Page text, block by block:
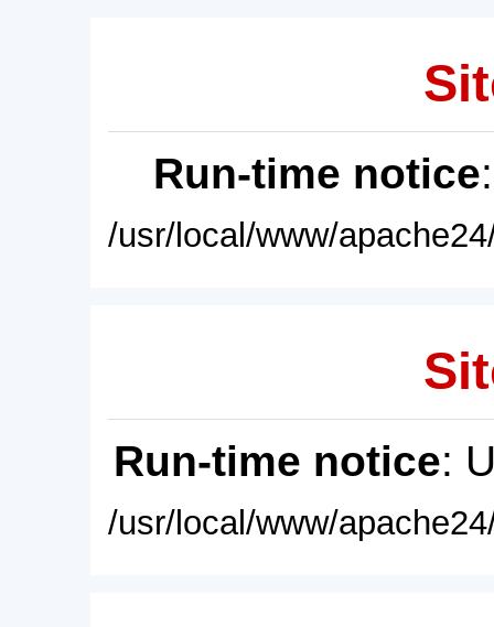
Run-time notice
/usr/local/www/
Run-time notice:
/usr/local/www/